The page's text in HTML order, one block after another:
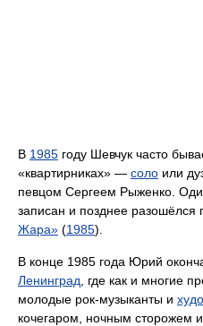
В 1985 году Шевчук часто
«квартирниках» — соло или
певцом Сергеем Рыженко.
записан и позднее разошёлся
Жара» (1985).
В конце 1985 года Юрий
Ленинград , где как и многие
молодые рок-музыканты и
кочегаром, ночным сторожем